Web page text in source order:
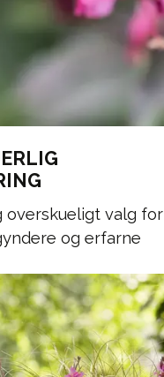
overskueligt valg for
og erfarne